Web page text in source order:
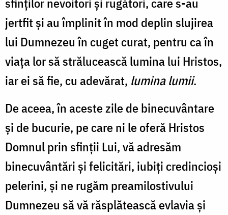
jertfit și au împlinit în mod deplin slujirea
lui Dumnezeu în cuget curat, pentru ca în
viața lor să strălucească lumina lui Hristos,
iar ei să fie, cu adevărat, lumina lumii.
De aceea, în aceste zile de binecuvântare
și de bucurie, pe care ni le oferă Hristos
Domnul prin sfinții Lui, vă adresăm
binecuvântări și felicitări, iubiți credincioși
pelerini, și ne rugăm preamilostivului
Dumnezeu să vă răsplătească evlavia și